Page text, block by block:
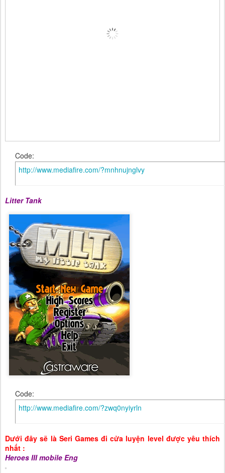
Code:
http://www.mediafire.com/?mnhnujnglvy
Litter Tank
Code:
http://www.mediafire.com/?zwq0nyiyrln
Dưới đây sẽ là Seri Games đi cửa luyện level được yêu thích
nhất :
Heroes III mobile Eng